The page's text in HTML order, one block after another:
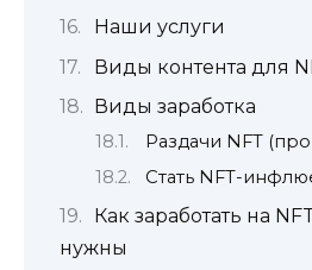
Наши услуги
Виды контента для
Виды заработка
Раздачи NFT
Стать NFT-
Как заработать на
нужны